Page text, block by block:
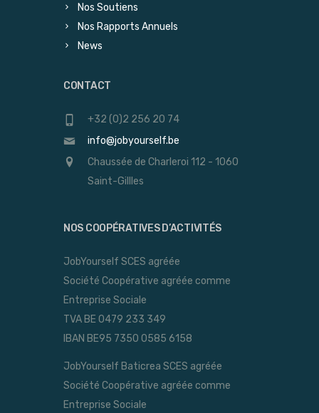
Nos Soutiens
Nos Rapports Annuels
News
CONTACT
+32 (0)2 256 20 74
info@jobyourself.be
Chaussée de Charleroi 112 - 1060
Saint-Gillles
NOS COOPÉRATIVES D’ACTIVITÉS
JobYourself SCES agréée
Société Coopérative agréée comme
Entreprise Sociale
TVA BE 0479 233 349
IBAN BE95 7350 0585 6158
JobYourself Baticrea SCES agréée
Société Coopérative agréée comme
Entreprise Sociale